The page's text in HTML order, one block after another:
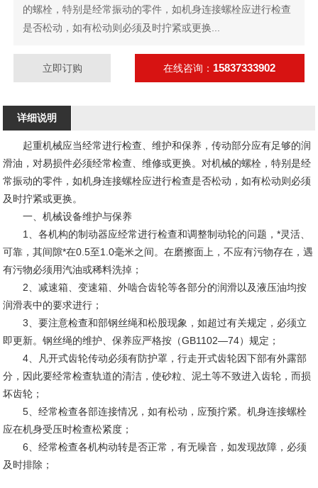
的螺栓，特别是经常振动的零件，如机身连接螺栓应进行检查
是否松动，如有松动则必须及时拧紧或更换...
立即订购 在线咨询： 15837333902
详细说明
起重机械应当经常进行检查、维护和保养，传动部分应有足够的润
滑油，对易损件必须经常检查、维修或更换。对机械的螺栓，特别是经
常振动的零件，如机身连接螺栓应进行检查是否松动，如有松动则必须
及时拧紧或更换。
一、机械设备维护与保养
1、各机构的制动器应经常进行检查和调整制动轮的问题，*灵活、
可靠，其间隙*在0.5至1.0毫米之间。在磨擦面上，不应有污物存在，遇
有污物必须用汽油或稀料洗掉；
2、减速箱、变速箱、外啮合齿轮等各部分的润滑以及液压油均按
润滑表中的要求进行；
3、要注意检查和部钢丝绳和松股现象，如超过有关规定，必须立
即更新。钢丝绳的维护、保养应严格按（GB1102—74）规定；
4、凡开式齿轮传动必须有防护罩，行走开式齿轮因下部有外露部
分，因此要经常检查轨道的清洁，使砂粒、泥土等不致进入齿轮，而损
坏齿轮；
5、经常检查各部连接情况，如有松动，应预拧紧。机身连接螺栓
应在机身受压时检查松紧度；
6、经常检查各机构动转是否正常，有无噪音，如发现故障，必须
及时排除；